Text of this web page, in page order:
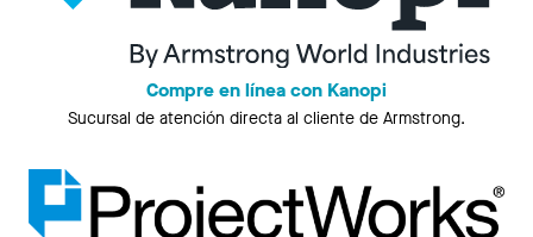
Compre en línea con Kanopi
Sucursal de atención directa al cliente de Armstrong.